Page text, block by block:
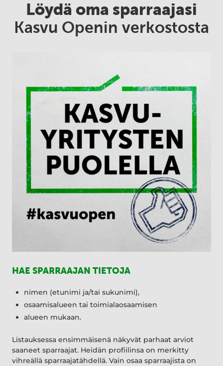
Löydä oma sparraajasi
Kasvu Openin verkostosta
HAE SPARRAAJAN TIETOJA
nimen (etunimi ja/tai sukunimi),
osaamisalueen tai toimialaosaamisen
alueen mukaan.
Listauksessa ensimmäisenä näkyvät parhaat arviot
saaneet sparraajat. Heidän profiilinsa on merkitty
vihreällä sparraajatähdellä. Vain osaa sparraajista on